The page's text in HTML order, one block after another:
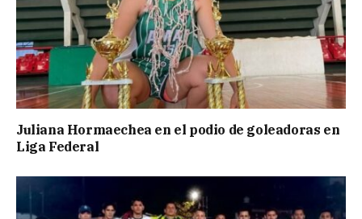
Juliana Hormaechea en el podio de goleadoras en
Liga Federal